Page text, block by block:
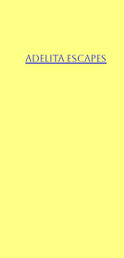
Adelita Escapes